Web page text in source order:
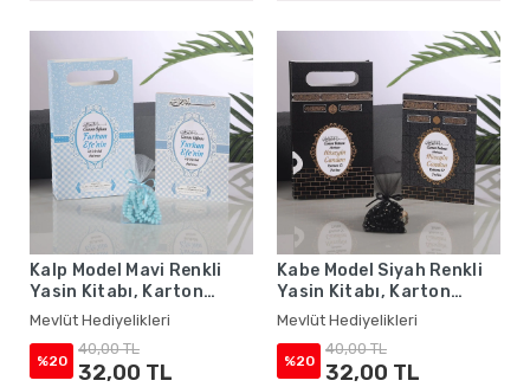
Kalp Model Mavi Renkli
Yasin Kitabı, Karton
Çanta ve Tesbih - Mevlüt
Hediyelikleri
Mevlüt Hediyelikleri
%20
40,00 TL
32,00 TL
Kabe Model Siyah Renkli
Yasin Kitabı, Karton
Çanta ve Tesbih - Mevlüt
Hediyelikleri
Mevlüt Hediyelikleri
%20
40,00 TL
32,00 TL